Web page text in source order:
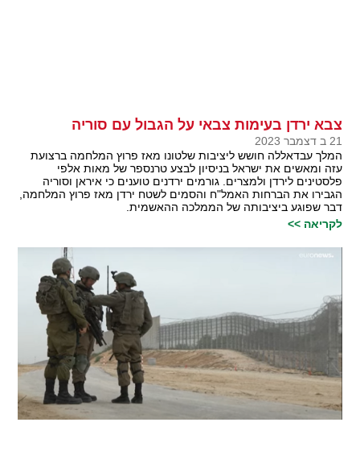
צבא ירדן בעימות צבאי על הגבול עם סוריה
21 ב דצמבר 2023
המלך עבדאללה חושש ליציבות שלטונו מאז פרוץ המלחמה ברצועת
עזה ומאשים את ישראל בניסיון לבצע טרנספר של מאות אלפי
פלסטינים לירדן ולמצרים. גורמים ירדנים טוענים כי איראן וסוריה
הגבירו את הברחות האמל"ח והסמים לשטח ירדן מאז פרוץ המלחמה,
דבר שפוגע ביציבותה של הממלכה ההאשמית.
לקריאה >>